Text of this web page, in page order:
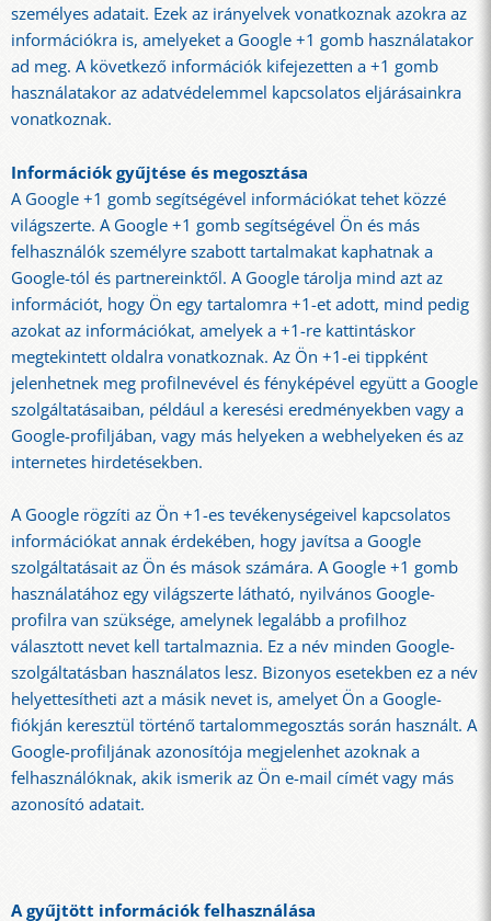
személyes adatait. Ezek az irányelvek vonatkoznak azokra az
információkra is, amelyeket a Google +1 gomb használatakor
ad meg. A következő információk kifejezetten a +1 gomb
használatakor az adatvédelemmel kapcsolatos eljárásainkra
vonatkoznak.
Információk gyűjtése és megosztása
A Google +1 gomb segítségével információkat tehet közzé
világszerte. A Google +1 gomb segítségével Ön és más
felhasználók személyre szabott tartalmakat kaphatnak a
Google-tól és partnereinktől. A Google tárolja mind azt az
információt, hogy Ön egy tartalomra +1-et adott, mind pedig
azokat az információkat, amelyek a +1-re kattintáskor
megtekintett oldalra vonatkoznak. Az Ön +1-ei tippként
jelenhetnek meg profilnevével és fényképével együtt a Google
szolgáltatásaiban, például a keresési eredményekben vagy a
Google-profiljában, vagy más helyeken a webhelyeken és az
internetes hirdetésekben.
A Google rögzíti az Ön +1-es tevékenységeivel kapcsolatos
információkat annak érdekében, hogy javítsa a Google
szolgáltatásait az Ön és mások számára. A Google +1 gomb
használatához egy világszerte látható, nyilvános Google-
profilra van szüksége, amelynek legalább a profilhoz
választott nevet kell tartalmaznia. Ez a név minden Google-
szolgáltatásban használatos lesz. Bizonyos esetekben ez a név
helyettesítheti azt a másik nevet is, amelyet Ön a Google-
fiókján keresztül történő tartalommegosztás során használt. A
Google-profiljának azonosítója megjelenhet azoknak a
felhasználóknak, akik ismerik az Ön e-mail címét vagy más
azonosító adatait.
A gyűjtött információk felhasználása